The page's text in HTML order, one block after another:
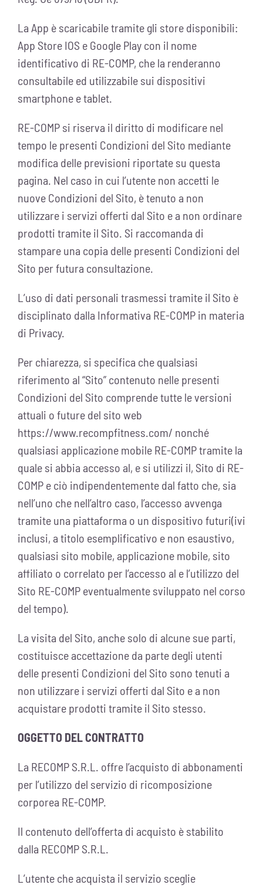
La App è scaricabile tramite gli store disponibili:
App Store IOS e Google Play con il nome
identificativo di RE-COMP, che la renderanno
consultabile ed utilizzabile sui dispositivi
smartphone e tablet.
RE-COMP si riserva il diritto di modificare nel
tempo le presenti Condizioni del Sito mediante
modifica delle previsioni riportate su questa
pagina. Nel caso in cui l’utente non accetti le
nuove Condizioni del Sito, è tenuto a non
utilizzare i servizi offerti dal Sito e a non ordinare
prodotti tramite il Sito. Si raccomanda di
stampare una copia delle presenti Condizioni del
Sito per futura consultazione.
L’uso di dati personali trasmessi tramite il Sito è
disciplinato dalla Informativa RE-COMP in materia
di Privacy.
Per chiarezza, si specifica che qualsiasi
riferimento al “Sito” contenuto nelle presenti
Condizioni del Sito comprende tutte le versioni
attuali o future del sito web
https://www.recompfitness.com/ nonché
qualsiasi applicazione mobile RE-COMP tramite la
quale si abbia accesso al, e si utilizzi il, Sito di RE-
COMP e ciò indipendentemente dal fatto che, sia
nell’uno che nell’altro caso, l’accesso avvenga
tramite una piattaforma o un dispositivo futuri(ivi
inclusi, a titolo esemplificativo e non esaustivo,
qualsiasi sito mobile, applicazione mobile, sito
affiliato o correlato per l’accesso al e l’utilizzo del
Sito RE-COMP eventualmente sviluppato nel corso
del tempo).
La visita del Sito, anche solo di alcune sue parti,
costituisce accettazione da parte degli utenti
delle presenti Condizioni del Sito sono tenuti a
non utilizzare i servizi offerti dal Sito e a non
acquistare prodotti tramite il Sito stesso.
OGGETTO DEL CONTRATTO
La RECOMP S.R.L. offre l’acquisto di abbonamenti
per l’utilizzo del servizio di ricomposizione
corporea RE-COMP.
Il contenuto dell’offerta di acquisto è stabilito
dalla RECOMP S.R.L.
L’utente che acquista il servizio sceglie